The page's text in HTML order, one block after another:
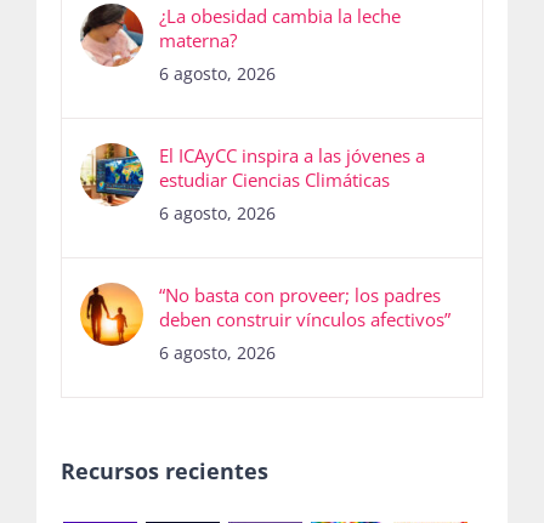
¿La obesidad cambia la leche
materna?
6 agosto, 2026
El ICAyCC inspira a las jóvenes a
estudiar Ciencias Climáticas
6 agosto, 2026
“No basta con proveer; los padres
deben construir vínculos afectivos”
6 agosto, 2026
Recursos recientes